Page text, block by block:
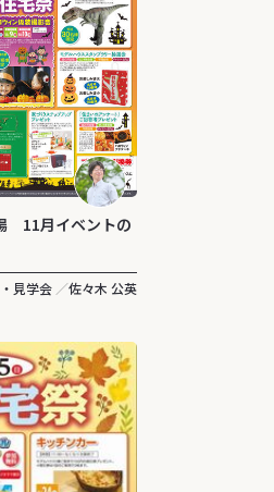
11月イベントの
見学会 佐々木 公英